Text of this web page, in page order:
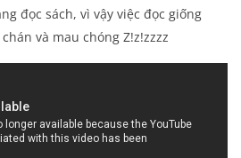
đọc sách, vì vậy việc đọc giống
và mau chóng Z!z!zzzz